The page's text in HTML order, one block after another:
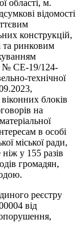
області, м.
відомості
конструкцій,
та ринковим
№ СЕ-19/124-
технічної
блоків
на
в особі
міської ради,
у 155 разів
громадян,
реєстру
від